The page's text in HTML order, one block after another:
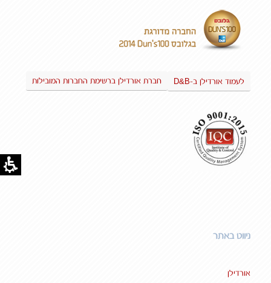
לעמוד אורדילן ב-D&B חברת אורדילן ברשימת החברות המובילות
ניווט באתר
אורדילן